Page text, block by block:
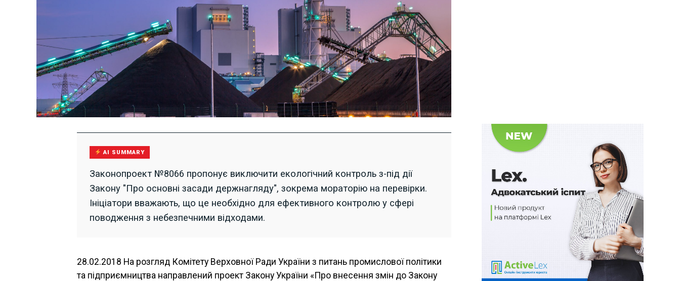
AI SUMMARY
Законопроект №8066 пропонує виключити екологічний контроль з-під дії
Закону "Про основні засади держнагляду", зокрема мораторію на перевірки.
Ініціатори вважають, що це необхідно для ефективного контролю у сфері
поводження з небезпечними відходами.
28.02.2018 На розгляд Комітету Верховної Ради України з питань промислової політики
та підприємництва направлений проект Закону України «Про внесення змін до Закону